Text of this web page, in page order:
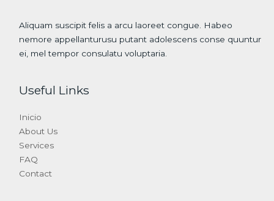
Aliquam suscipit felis a arcu laoreet congue. Habeo
nemore appellanturusu putant adolescens conse quuntur
ei, mel tempor consulatu voluptaria.
Useful Links
Inicio
About Us
Services
FAQ
Contact